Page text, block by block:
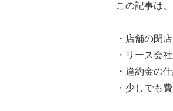
この記事は
・店舗の閉
・リース会
・違約金の
・少しでも